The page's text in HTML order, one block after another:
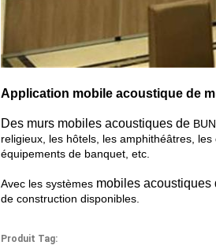
Application mobile acoustique de
Des murs mobiles acoustiques de
religieux, les hôtels, les amphithéâtres,
équipements de banquet, etc.
Avec les systèmes mobiles acoustiques
de construction disponibles.
Produit Tag: